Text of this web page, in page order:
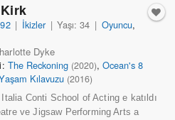
| İkizler | Yaşı: 34 | Oyuncu,
Dyke
The Reckoning (2020),Ocean's 8
Kılavuzu (2016)
Conti School of Acting e katıldı
ve Jigsaw Performing Arts a